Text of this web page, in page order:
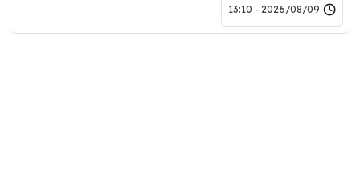
2026/08/09 - 13:10